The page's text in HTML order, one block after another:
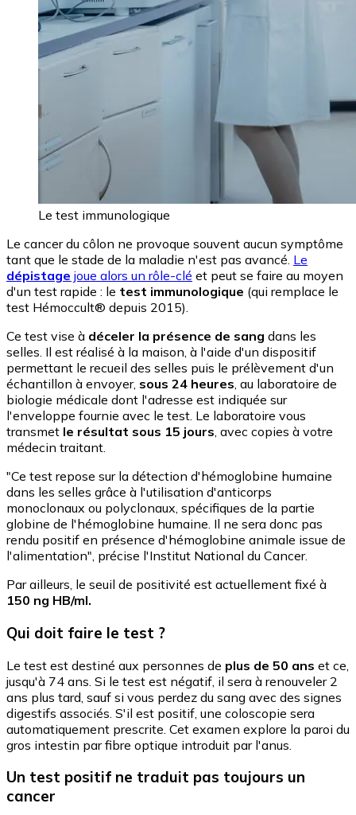
Le test immunologique
Le cancer du côlon ne provoque souvent aucun symptôme
tant que le stade de la maladie n'est pas avancé. Le
dépistage joue alors un rôle-clé et peut se faire au moyen
d'un test rapide : le test immunologique (qui remplace le
test Hémoccult® depuis 2015).
Ce test vise à déceler la présence de sang dans les
selles. Il est réalisé à la maison, à l'aide d'un dispositif
permettant le recueil des selles puis le prélèvement d'un
échantillon à envoyer, sous 24 heures, au laboratoire de
biologie médicale dont l'adresse est indiquée sur
l'enveloppe fournie avec le test. Le laboratoire vous
transmet le résultat sous 15 jours, avec copies à votre
médecin traitant.
"Ce test repose sur la détection d'hémoglobine humaine
dans les selles grâce à l'utilisation d'anticorps
monoclonaux ou polyclonaux, spécifiques de la partie
globine de l'hémoglobine humaine. Il ne sera donc pas
rendu positif en présence d'hémoglobine animale issue de
l'alimentation", précise l'Institut National du Cancer.
Par ailleurs, le seuil de positivité est actuellement fixé à
150 ng HB/ml.
Qui doit faire le test ?
Le test est destiné aux personnes de plus de 50 ans et ce,
jusqu'à 74 ans. Si le test est négatif, il sera à renouveler 2
ans plus tard, sauf si vous perdez du sang avec des signes
digestifs associés. S'il est positif, une coloscopie sera
automatiquement prescrite. Cet examen explore la paroi du
gros intestin par fibre optique introduit par l'anus.
Un test positif ne traduit pas toujours un
cancer